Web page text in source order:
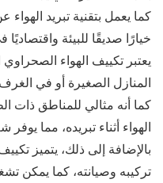
كما يعمل بتقنية تبريد
خيارًا صديقًا للبيئة
يعتبر تكييف الهواء
المنازل الصغيرة أو في
كما أنه مثالي للمناطق
الهواء أثناء تبريده، مما يوفر
بالإضافة إلى ذلك، يتميز
تركيبه وصيانته، كما يمكن